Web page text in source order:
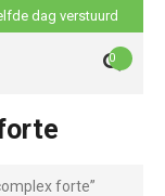
dag verstuurd
0
forte”